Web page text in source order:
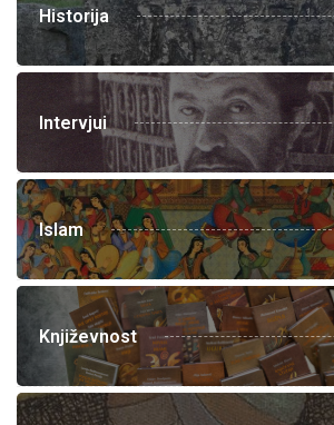
Historija
Intervjui
Islam
Književnost